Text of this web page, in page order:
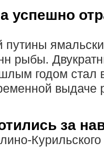
успешно
путины
рыбы.
годом стал
выдаче
за